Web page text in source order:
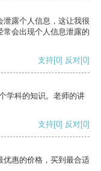
泄露个人信息，这让我很
常会出现个人信息泄露的
支持[0] 反对[0]
学科的知识。老师的讲
支持[0] 反对[0]
优惠的价格，买到最合适